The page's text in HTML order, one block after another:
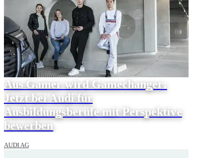
Aus Gamer wird Gamechanger:
Jetzt bei Audi für
Ausbildungsberufe mit Perspektive
bewerben
AUDI AG